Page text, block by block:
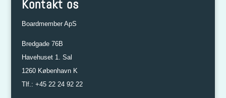
Kontakt os
Boardmember ApS
Bredgade 76B
Havehuset 1. Sal
1260 København K
Tlf.: +45 22 24 92 22